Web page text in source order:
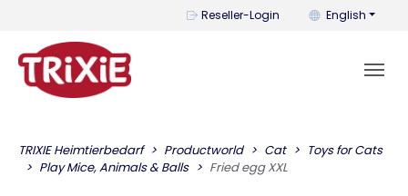
Reseller-Login You can
English
TRIXIE Heimtierbedarf Productworld Cat
Toys for Cats
Play Mice, Animals & Balls
Fried egg XXL